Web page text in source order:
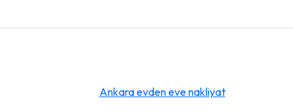
Ankara evden eve nakliyat